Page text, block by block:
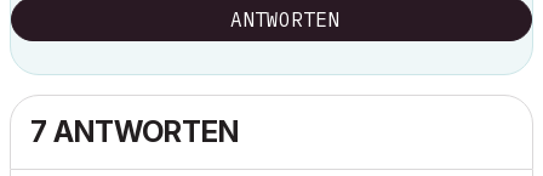
ANTWORTEN
7 ANTWORTEN